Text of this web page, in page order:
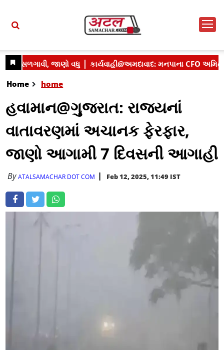
Home home
હવામાન@ગુજરાત: રાજ્યનાં
વાતાવરણમાં અચાનક ફેરફાર,
જાણો આગામી 7 દિવસની આગાહી
ByATALSAMACHAR DOT COM Feb 12, 2025, 11:49 IST